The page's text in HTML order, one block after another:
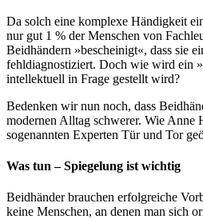
Da solch eine komplexe Händigkeit
nur gut 1 % der Menschen von
Beidhändern »bescheinigt«, dass sie
fehldiagnostiziert. Doch wie wird ein
intellektuell in Frage gestellt wird?
Bedenken wir nun noch, dass
modernen Alltag schwerer. Wie Anne
sogenannten Experten Tür und Tor
Was tun – Spiegelung ist wichtig
Beidhänder brauchen erfolgreiche
keine Menschen, an denen man sich